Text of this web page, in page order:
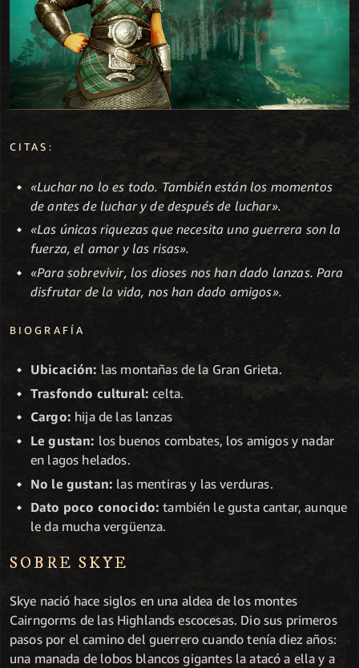
CITAS:
«Luchar no lo es todo. También están los momentos
de antes de luchar y de después de luchar».
«Las únicas riquezas que necesita una guerrera son la
fuerza, el amor y las risas».
«Para sobrevivir, los dioses nos han dado lanzas. Para
disfrutar de la vida, nos han dado amigos».
BIOGRAFÍA
Ubicación: las montañas de la Gran Grieta.
Trasfondo cultural: celta.
Cargo: hija de las lanzas
Le gustan: los buenos combates, los amigos y nadar
en lagos helados.
No le gustan: las mentiras y las verduras.
Dato poco conocido: también le gusta cantar, aunque
le da mucha vergüenza.
SOBRE SKYE
Skye nació hace siglos en una aldea de los montes
Cairngorms de las Highlands escocesas. Dio sus primeros
pasos por el camino del guerrero cuando tenía diez años:
una manada de lobos blancos gigantes la atacó a ella y a